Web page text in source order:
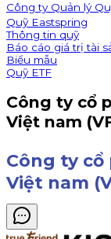
Công ty Quản lý
Quỹ Eastspring
Thông tin quỹ
Báo cáo giá trị tài
Biểu mẫu
Quỹ ETF
Công ty cổ
Việt nam
Công ty
Việt nam